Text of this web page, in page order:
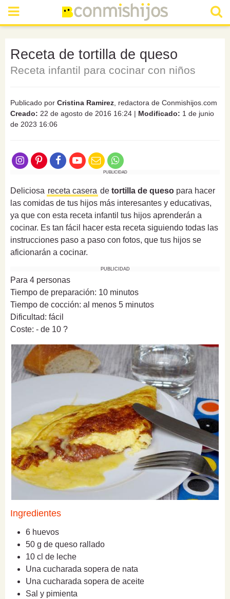
Receta de tortilla de queso
Receta infantil para cocinar con niños
Publicado por Cristina Ramirez , redactora de Conmishijos.com
Creado: 22 de agosto de 2016 16:24 | Modificado: 1 de junio
de 2023 16:06
PUBLICIDAD
Deliciosa receta casera de tortilla de queso para hacer
las comidas de tus hijos más interesantes y educativas,
ya que con esta receta infantil tus hijos aprenderán a
cocinar. Es tan fácil hacer esta receta siguiendo todas las
instrucciones paso a paso con fotos, que tus hijos se
aficionarán a cocinar.
PUBLICIDAD
Para 4 personas
Tiempo de preparación: 10 minutos
Tiempo de cocción: al menos 5 minutos
Dificultad: fácil
Coste: - de 10 ?
Ingredientes
6 huevos
50 g de queso rallado
10 cl de leche
Una cucharada sopera de nata
Una cucharada sopera de aceite
Sal y pimienta